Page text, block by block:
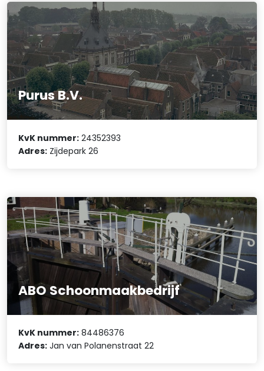
Purus B.V.
KvK nummer: 24352393
Adres: Zijdepark 26
ABO Schoonmaakbedrijf
KvK nummer: 84486376
Adres: Jan van Polanenstraat 22